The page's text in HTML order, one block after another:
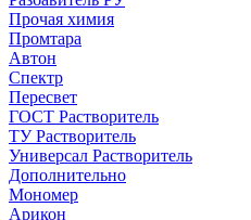
Прочая химия
Промтара
Автон
Спектр
Пересвет
ГОСТ Растворитель
ТУ Растворитель
Универсал Растворитель
Дополнительно
Мономер
Арикон